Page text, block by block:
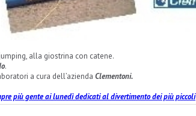
alla giostrina con catene.
.
a cura dell’azienda Clementoni.
più gente ai lunedì dedicati al divertimento dei più piccoli